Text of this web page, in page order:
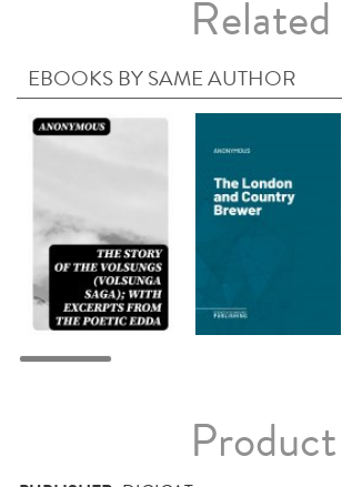
EBOOKS BY SAME AUTHOR